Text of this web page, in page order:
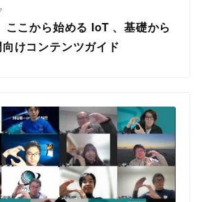
ここから始める IoT 、基礎から
けコンテンツガイド